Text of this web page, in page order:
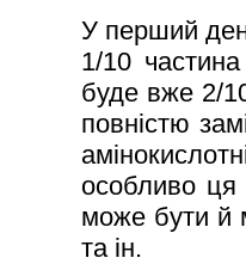
У перший
1/10
буде вже 2/
повністю
особливо ця
може бути й
та ін.